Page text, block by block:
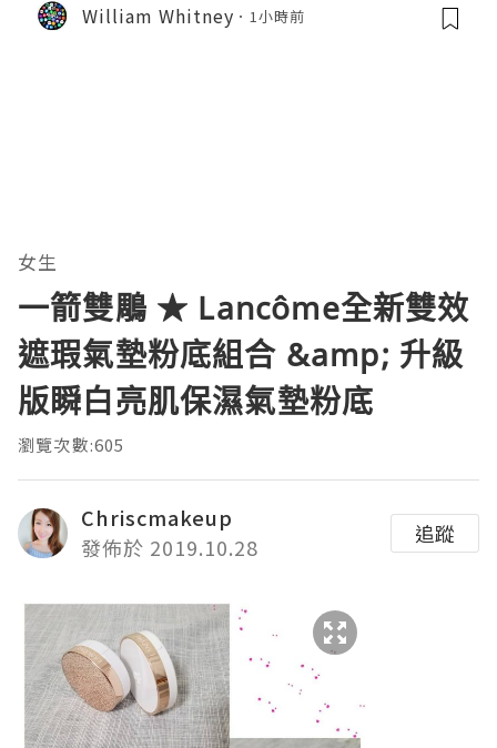
William Whitney 1小時前
女生
一箭雙鵰 ★ Lancôme全新雙效
遮瑕氣墊粉底組合 &amp; 升級
版瞬白亮肌保濕氣墊粉底
瀏覽次數:605
Chriscmakeup
發佈於 2019.10.28
追蹤